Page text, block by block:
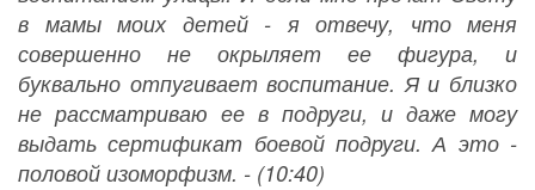
в мамы моих детей - я отвечу, что меня
совершенно не окрыляет ее фигура, и
буквально отпугивает воспитание. Я и близко
не рассматриваю ее в подруги, и даже могу
выдать сертификат боевой подруги. А это -
половой изоморфизм. - (10:40)